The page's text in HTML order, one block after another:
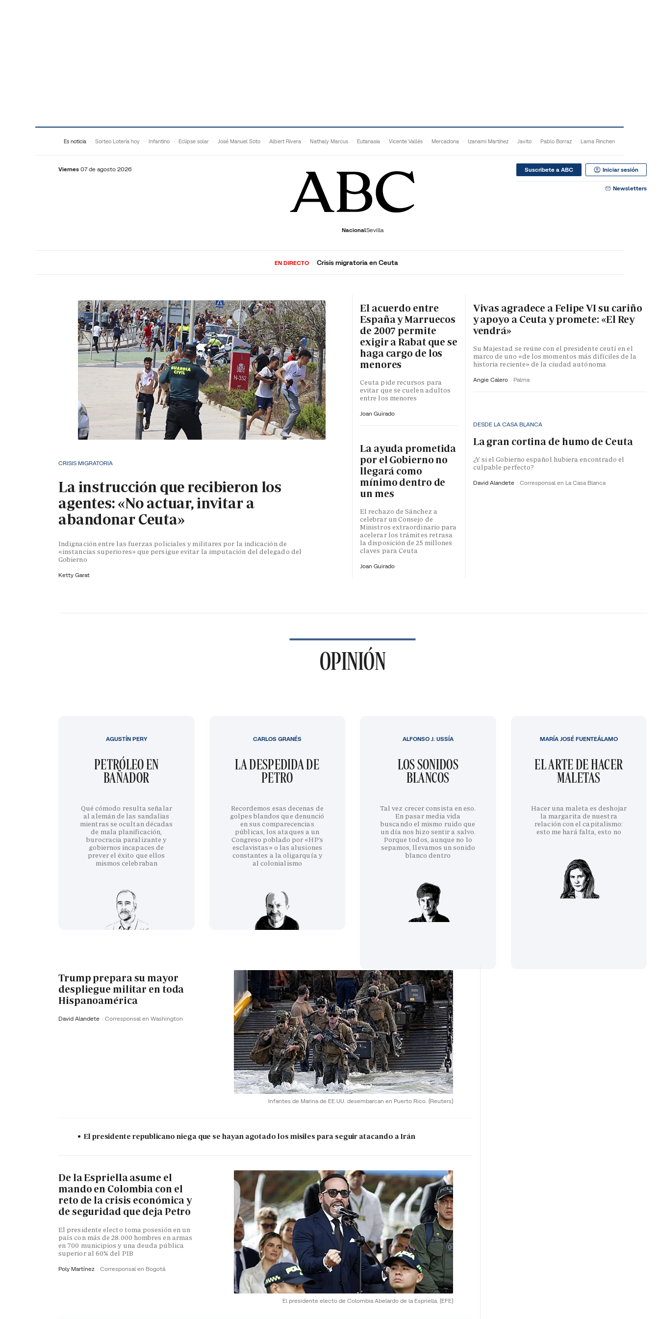
Es noticia Sorteo Lotería hoy Infantino Eclipse solar José Manuel Soto Albert Rivera Nathaly Marcus Eutanasia Vicente Vallés Mercadona Izanami Martínez Javito Pablo Borraz Lama Rinchen
Viernes 07 de agosto 2026
NacionalSevilla
Suscribete a ABC Iniciar sesión
Newsletters
ECONOMÍADEPORTES SOCIEDADCULTURAGENTEPLAY
EN DIRECTO Crisis migratoria en Ceuta
CRISIS MIGRATORIA
La instrucción que recibieron los
agentes: «No actuar, invitar a
abandonar Ceuta»
Indignación entre las fuerzas policiales y militares por la indicación de
«instancias superiores» que persigue evitar la imputación del delegado del
Gobierno
Ketty Garat
El acuerdo entre
España y Marruecos
de 2007 permite
exigir a Rabat que se
haga cargo de los
menores
Ceuta pide recursos para
evitar que se cuelen adultos
entre los menores
Joan Guirado
La ayuda prometida
por el Gobierno no
llegará como
mínimo dentro de
un mes
El rechazo de Sánchez a
celebrar un Consejo de
Ministros extraordinario para
acelerar los trámites retrasa
la disposición de 25 millones
claves para Ceuta
Joan Guirado
Vivas agradece a Felipe VI su cariño
y apoyo a Ceuta y promete: «El Rey
vendrá»
Su Majestad se reúne con el presidente ceutí en el
marco de uno «de los momentos más difíciles de la
historia reciente» de la ciudad autónoma
Angie Calero Palma
DESDE LA CASA BLANCA
La gran cortina de humo de Ceuta
¿Y si el Gobierno español hubiera encontrado el
culpable perfecto?
David Alandete Corresponsal en La Casa Blanca
OPINIÓN
PETRÓLEO EN
BAÑADOR
Qué cómodo resulta señalar
al alemán de las sandalias
mientras se ocultan décadas
de mala planificación,
burocracia paralizante y
gobiernos incapaces de
prever el éxito que ellos
mismos celebraban
AGUSTÍN PERY
LA DESPEDIDA DE
PETRO
Recordemos esas decenas de
golpes blandos que denunció
en sus comparecencias
públicas, los ataques a un
Congreso poblado por «HP’s
esclavistas» o las alusiones
constantes a la oligarquía y
al colonialismo
CARLOS GRANÉS
LOS SONIDOS
BLANCOS
Tal vez crecer consista en eso.
En pasar media vida
buscando el mismo ruido que
un día nos hizo sentir a salvo.
Porque todos, aunque no lo
sepamos, llevamos un sonido
blanco dentro
ALFONSO J. USSÍA
EL ARTE DE HACER
MALETAS
Hacer una maleta es deshojar
la margarita de nuestra
relación con el capitalismo:
esto me hará falta, esto no
MARÍA JOSÉ FUENTEÁLAMO
Infantes de Marina de EE.UU. desembarcan en Puerto Rico. (Reuters)
Trump prepara su mayor
despliegue militar en toda
Hispanoamérica
David Alandete Corresponsal en Washington
El presidente republicano niega que se hayan agotado los misiles para seguir atacando a Irán
El presidente electo de Colombia Abelardo de la Espriella. (EFE)
De la Espriella asume el
mando en Colombia con el
reto de la crisis económica y
de seguridad que deja Petro
El presidente electo toma posesión en un
país con más de 28.000 hombres en armas
en 700 municipios y una deuda pública
superior al 60% del PIB
Poly Martínez Corresponsal en Bogotá